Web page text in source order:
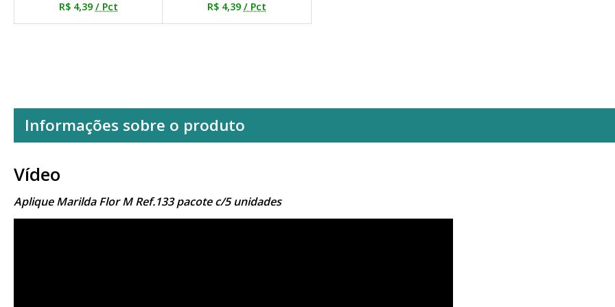
R$ 4,39 / Pct R$ 4,39 / Pct
Informações sobre o produto
Vídeo
Aplique Marilda Flor M Ref.133 pacote c/5 unidades